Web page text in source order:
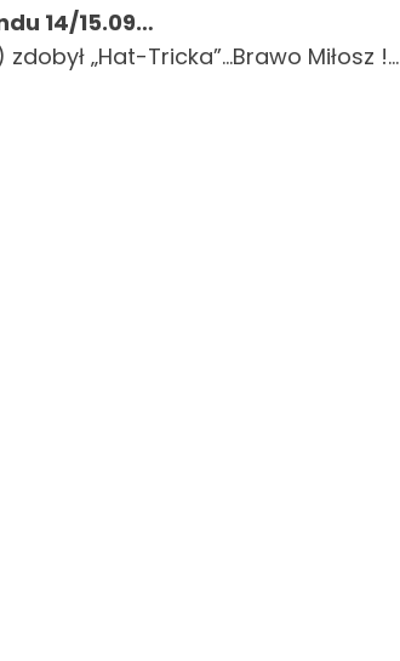
14/15.09…
„Hat-Tricka”…Brawo Miłosz !…